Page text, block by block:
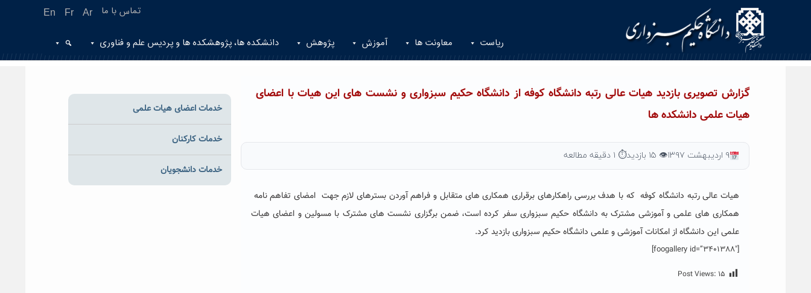
En Fr Ar تماس با ما
ریاست معاونت ها آموزش پژوهش دانشکده ها، پژوهشکده ها و پردیس علم و فناوری
گزارش تصویری بازدید هیات عالی رتبه دانشگاه کوفه از دانشگاه حکیم سبزواری و نشست های این هیات با اعضای
هیات علمی دانشکده ها
۹ اردیبهشت ۱۳۹۷ 👁 ۱۵ بازدید ⏱ ۱ دقیقه مطالعه
هیات عالی رتبه دانشگاه کوفه که با هدف بررسی راهکارهای برقراری همکاری های متقابل و فراهم آوردن بسترهای لازم جهت امضای تفاهم نامه
همکاری های علمی و آموزشی مشترک به دانشگاه حکیم سبزواری سفر کرده است، ضمن برگزاری نشست های مشترک با مسولین و اعضای هیات
علمی این دانشگاه از امکانات آموزشی و علمی دانشگاه حکیم سبزواری بازدید کرد.
[foogallery id=”3401388″]
Post Views: ۱۵
خدمات اعضای هیات علمی
خدمات کارکنان
خدمات دانشجویان